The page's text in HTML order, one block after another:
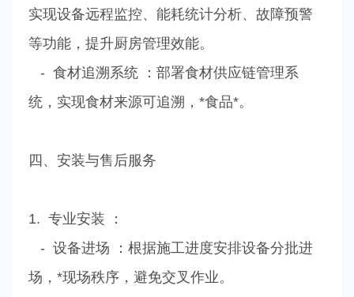
实现设备远程监控、能耗统计分析、故障预警
等功能，提升厨房管理效能。
- 食材追溯系统 ：部署食材供应链管理系
统，实现食材来源可追溯，*食品*。
四、安装与售后服务
1. 专业安装 ：
- 设备进场 ：根据施工进度安排设备分批进
场，*现场秩序，避免交叉作业。